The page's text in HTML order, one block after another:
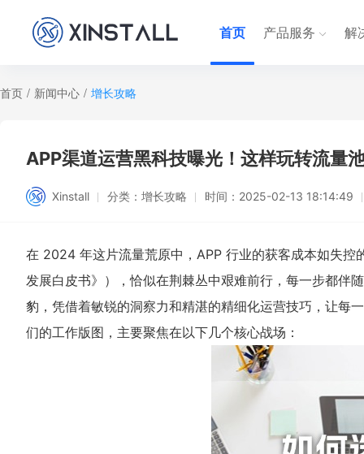
首页 产品服务 解
首页 / 新闻中心 / 增长攻略
APP渠道运营黑科技曝光！这样玩转流量
Xinstall 分类： 增长攻略 时间： 2025-02-13 18:14:49
在 2024 年这片流量荒原中，APP 行业的获客成本如失
发展白皮书》），恰似在荆棘丛中艰难前行，每一步都伴
豹，凭借着敏锐的洞察力和精湛的精细化运营技巧，让每
们的工作版图，主要聚焦在以下几个核心战场：